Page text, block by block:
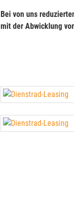
Bei von uns
mit der Abwicklung